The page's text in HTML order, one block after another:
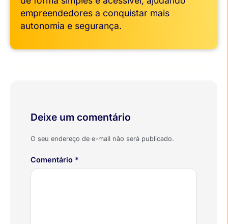
empreendedores a conquistar mais
autonomia e segurança.
Deixe um comentário
O seu endereço de e-mail não será publicado.
Comentário *